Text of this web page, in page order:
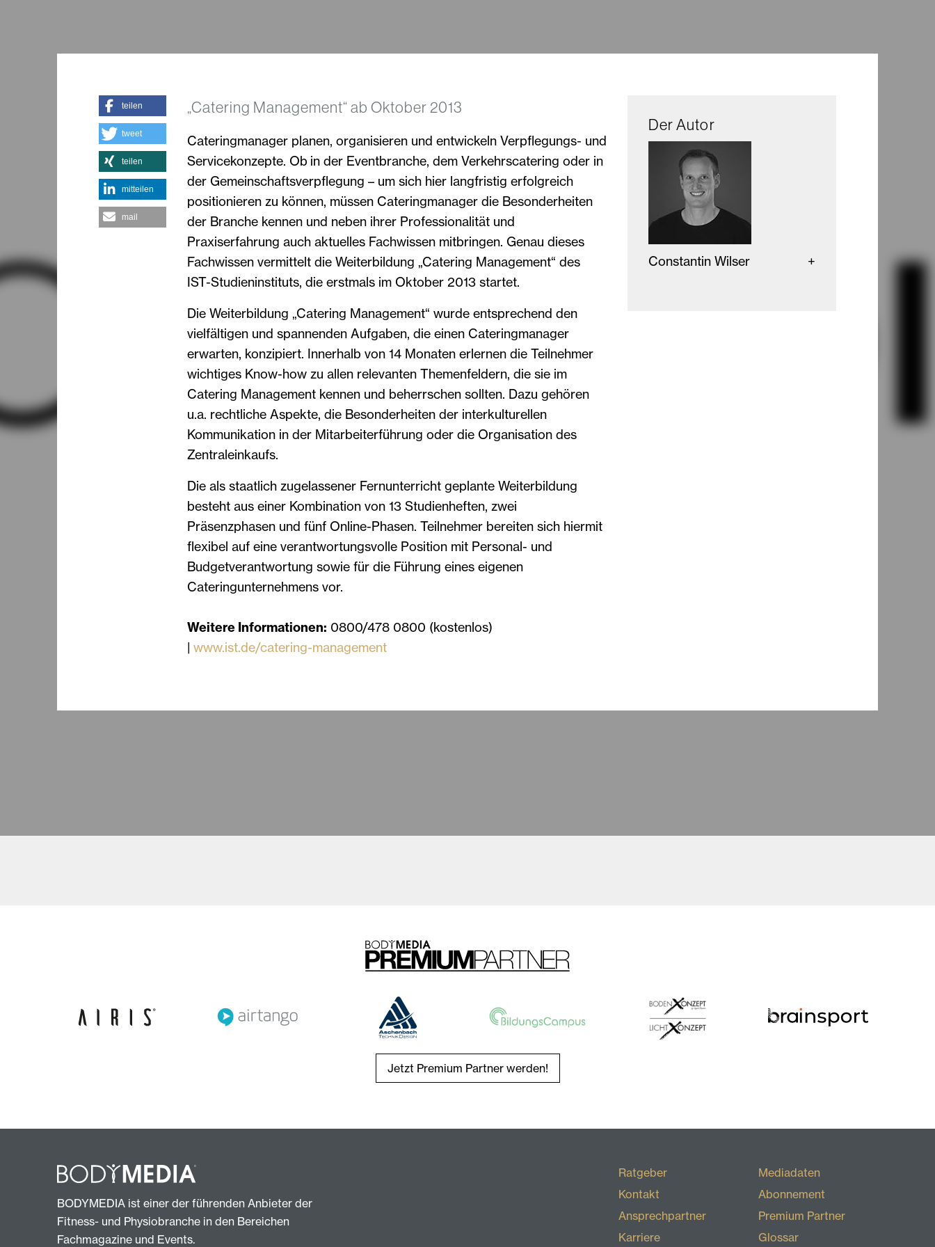
„Catering Management“ ab Oktober 2013
Cateringmanager planen, organisieren und entwickeln Verpflegungs- und
Servicekonzepte. Ob in der Eventbranche, dem Verkehrscatering oder in
der Gemeinschaftsverpflegung – um sich hier langfristig erfolgreich
positionieren zu können, müssen Cateringmanager die Besonderheiten
der Branche kennen und neben ihrer Professionalität und
Praxiserfahrung auch aktuelles Fachwissen mitbringen. Genau dieses
Fachwissen vermittelt die Weiterbildung „Catering Management“ des
IST-Studieninstituts, die erstmals im Oktober 2013 startet.
Die Weiterbildung „Catering Management“ wurde entsprechend den
vielfältigen und spannenden Aufgaben, die einen Cateringmanager
erwarten, konzipiert. Innerhalb von 14 Monaten erlernen die Teilnehmer
wichtiges Know-how zu allen relevanten Themenfeldern, die sie im
Catering Management kennen und beherrschen sollten. Dazu gehören
u.a. rechtliche Aspekte, die Besonderheiten der interkulturellen
Kommunikation in der Mitarbeiterführung oder die Organisation des
Zentraleinkaufs.
Die als staatlich zugelassener Fernunterricht geplante Weiterbildung
besteht aus einer Kombination von 13 Studienheften, zwei
Präsenzphasen und fünf Online-Phasen. Teilnehmer bereiten sich hiermit
flexibel auf eine verantwortungsvolle Position mit Personal- und
Budgetverantwortung sowie für die Führung eines eigenen
Cateringunternehmens vor.
Weitere Informationen: 0800/478 0800 (kostenlos)
| www.ist.de/catering-management
teilen
tweet
teilen
mitteilen
mail
Der Autor
Constantin Wilser
Jetzt Premium Partner werden!
BODYMEDIA ist einer der führenden Anbieter der
Fitness- und Physiobranche in den Bereichen
Fachmagazine und Events.
Ratgeber
Kontakt
Ansprechpartner
Karriere
Mediadaten
Abonnement
Premium Partner
Glossar